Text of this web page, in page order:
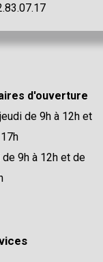
d'ouverture
de 9h à 12h et
9h à 12h et de